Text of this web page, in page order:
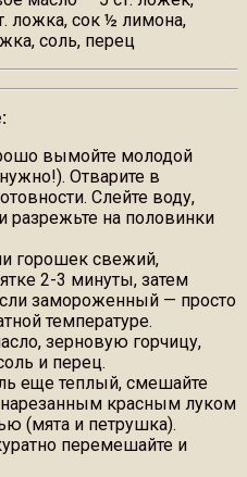
ложка, сок ½ лимона,
соль, перец
вымойте молодой
Отварите в
Слейте воду,
разрежьте на половинки
горошек свежий,
2-3 минуты, затем
замороженный — просто
температуре.
зерновую горчицу,
и перец.
еще теплый, смешайте
красным луком
(мята и петрушка).
перемешайте и